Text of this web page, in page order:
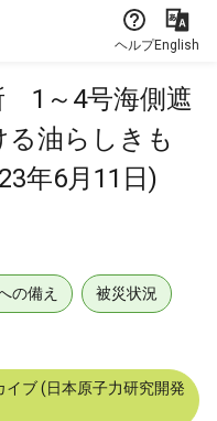
ヘルプEnglish
1～4号海側遮
油らしきも
年6月11日)
の備え 被災状況
ブ (日本原子力研究開発